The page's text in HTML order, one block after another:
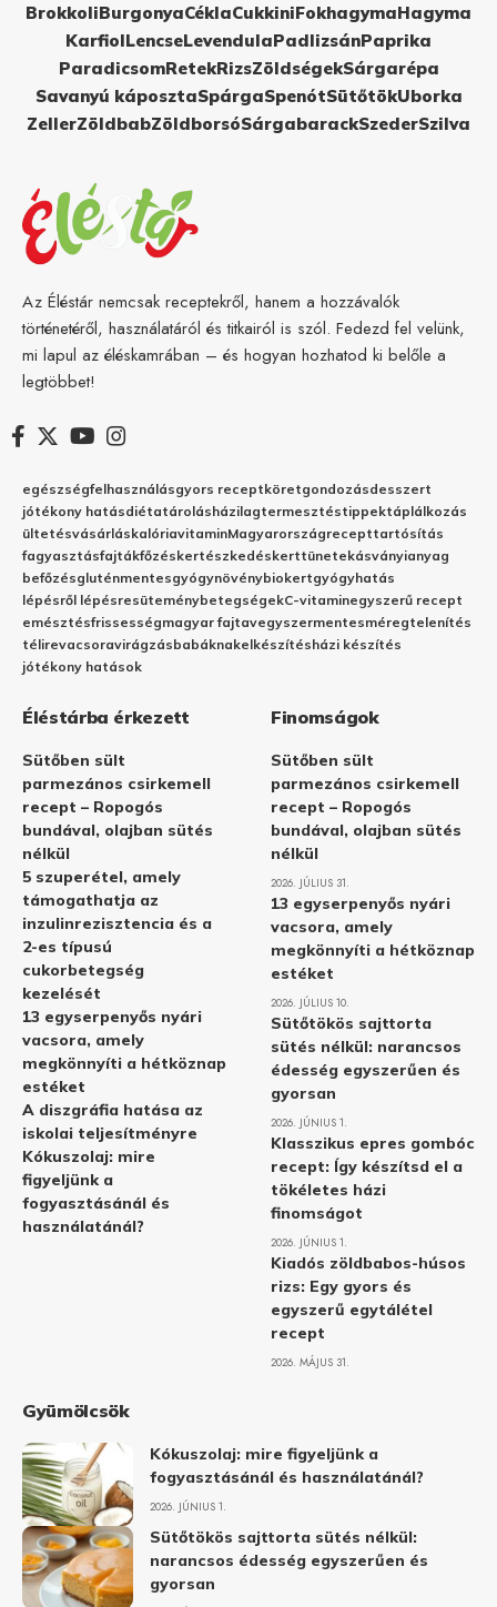
BrokkoliBurgonyaCéklaCukkiniFokhagymaHagyma
KarfiolLencseLevendulaPadlizsánPaprika
ParadicsomRetekRizsZöldségekSárgarépa
Savanyú káposztaSpárgaSpenótSütőtökUborka
ZellerZöldbabZöldborsóSárgabarackSzederSzilva
Az Éléstár nemcsak receptekről, hanem a hozzávalók
történetéről, használatáról és titkairól is szól. Fedezd fel velünk,
mi lapul az éléskamrában – és hogyan hozhatod ki belőle a
legtöbbet!
egészségfelhasználásgyors receptköretgondozásdesszert
jótékony hatásdiétatárolásházilagtermesztéstippektáplálkozás
ültetésvásárláskalóriavitaminMagyarországrecepttartósítás
fagyasztásfajtákfőzéskertészkedéskerttünetekásványianyag
befőzésgluténmentesgyógynövénybiokertgyógyhatás
lépésről lépésresüteménybetegségekC-vitaminegyszerű recept
emésztésfrissességmagyar fajtavegyszermentesméregtelenítés
télirevacsoravirágzásbabáknakelkészítésházi készítés
jótékony hatások
Éléstárba érkezett
Sütőben sült
parmezános csirkemell
recept – Ropogós
bundával, olajban sütés
nélkül
5 szuperétel, amely
támogathatja az
inzulinrezisztencia és a
2-es típusú
cukorbetegség
kezelését
13 egyserpenyős nyári
vacsora, amely
megkönnyíti a hétköznap
estéket
A diszgráfia hatása az
iskolai teljesítményre
Kókuszolaj: mire
figyeljünk a
fogyasztásánál és
használatánál?
Finomságok
Sütőben sült
parmezános csirkemell
recept – Ropogós
bundával, olajban sütés
nélkül
2026. JÚLIUS 31.
13 egyserpenyős nyári
vacsora, amely
megkönnyíti a hétköznap
estéket
2026. JÚLIUS 10.
Sütőtökös sajttorta
sütés nélkül: narancsos
édesség egyszerűen és
gyorsan
2026. JÚNIUS 1.
Klasszikus epres gombóc
recept: Így készítsd el a
tökéletes házi
finomságot
2026. JÚNIUS 1.
Kiadós zöldbabos-húsos
rizs: Egy gyors és
egyszerű egytálétel
recept
2026. MÁJUS 31.
Gyümölcsök
Kókuszolaj: mire figyeljünk a
fogyasztásánál és használatánál?
2026. JÚNIUS 1.
Sütőtökös sajttorta sütés nélkül:
narancsos édesség egyszerűen és
gyorsan